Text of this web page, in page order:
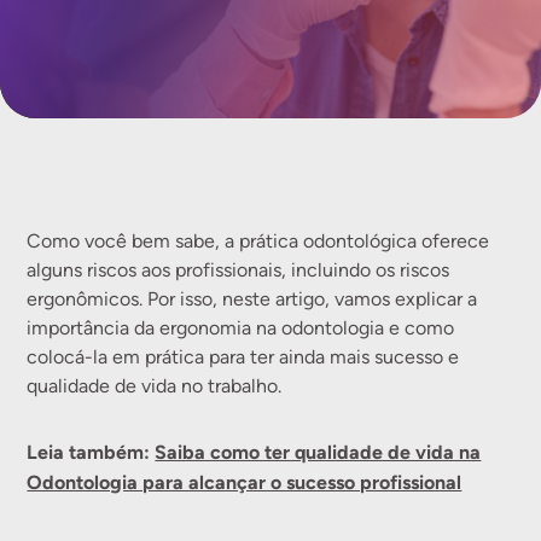
Como você bem sabe, a prática odontológica oferece
alguns riscos aos profissionais, incluindo os riscos
ergonômicos. Por isso, neste artigo, vamos explicar a
importância da ergonomia na odontologia e como
colocá-la em prática para ter ainda mais sucesso e
qualidade de vida no trabalho.
Leia também: Saiba como ter qualidade de vida na
Odontologia para alcançar o sucesso profissional